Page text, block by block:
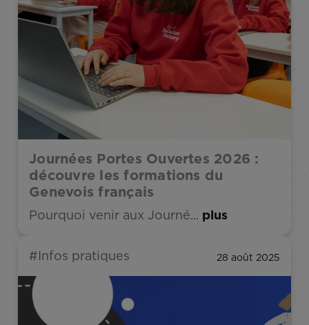
Journées Portes Ouvertes 2026 :
découvre les formations du
Genevois français
Pourquoi venir aux Journé... plus
#Infos pratiques 28 août 2025